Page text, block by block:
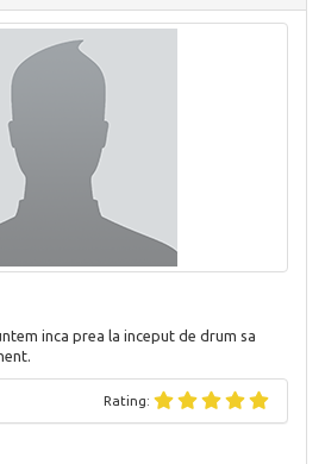
inca prea la inceput de drum sa
Rating: